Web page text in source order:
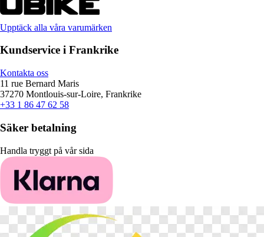
Upptäck alla våra varumärken
Kundservice i Frankrike
Kontakta oss
11 rue Bernard Maris
37270 Montlouis-sur-Loire, Frankrike
+33 1 86 47 62 58
Säker betalning
Handla tryggt på vår sida